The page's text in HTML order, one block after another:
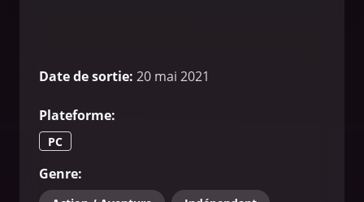
Date de sortie: 20 mai 2021
Plateforme:
PC
Genre: